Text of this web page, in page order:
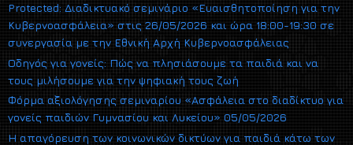
Protected: Διαδικτυακό σεμινάριο «Ευαισθητοποίηση για την
Κυβερνοασφάλεια» στις 26/05/2026 και ώρα 18:00-19:30 σε
συνεργασία με την Εθνική Αρχή Κυβερνοασφάλειας
Οδηγός για γονείς: Πώς να πλησιάσουμε τα παιδιά και να
τους μιλήσουμε για την ψηφιακή τους ζωή
Φόρμα αξιολόγησης σεμιναρίου «Ασφάλεια στο διαδίκτυο για
γονείς παιδιών Γυμνασίου και Λυκείου» 05/05/2026
Η απαγόρευση των κοινωνικών δικτύων για παιδιά κάτω των